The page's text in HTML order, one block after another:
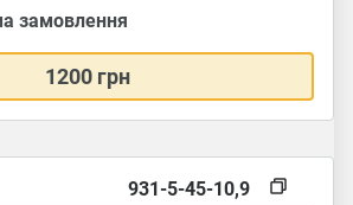
замовлення
1200 грн
931-5-45-10,9